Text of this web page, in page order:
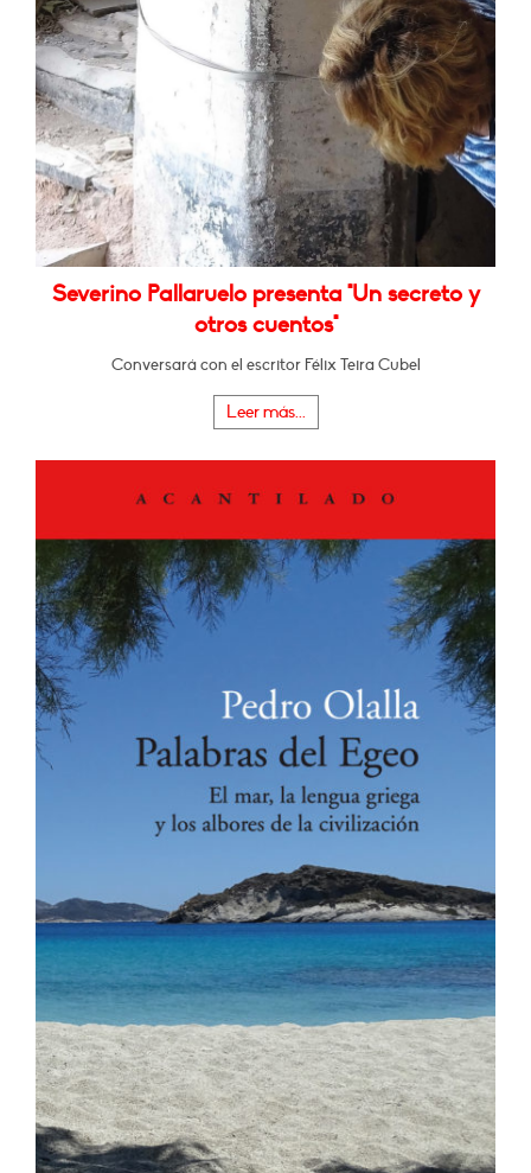
Severino Pallaruelo presenta "Un secreto y
otros cuentos"
Conversará con el escritor Félix Teira Cubel
Leer más...